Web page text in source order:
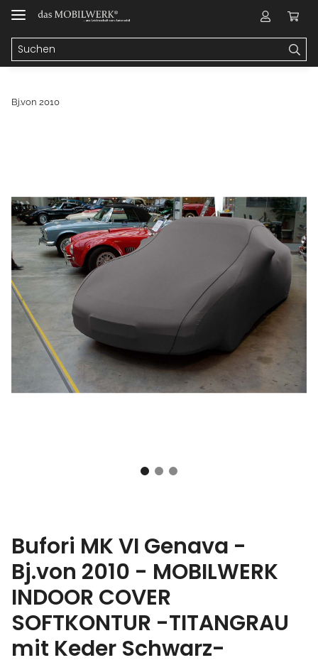
Bj.von 2010
Bufori MK VI Genava -
Bj.von 2010 - MOBILWERK
INDOOR COVER
SOFTKONTUR -TITANGRAU
mit Keder Schwarz-